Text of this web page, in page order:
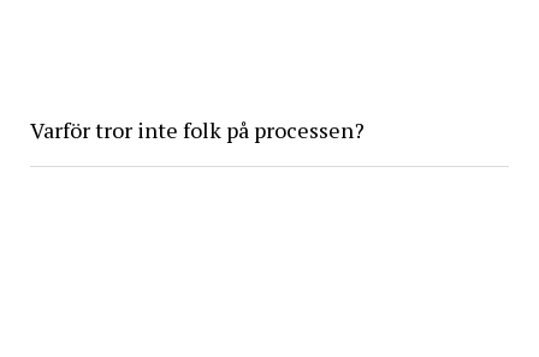
Varför tror inte folk på processen?